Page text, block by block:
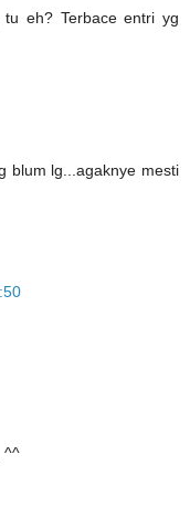
eh? Terbace entri yg
blum lg...agaknye mesti
^^